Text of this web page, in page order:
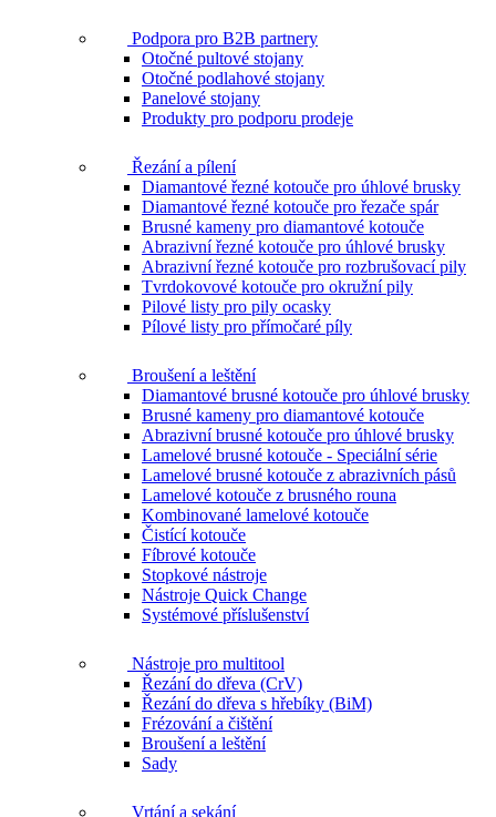
Podpora pro B2B partnery
Otočné pultové stojany
Otočné podlahové stojany
Panelové stojany
Produkty pro podporu prodeje
Řezání a pílení
Diamantové řezné kotouče pro úhlové brusky
Diamantové řezné kotouče pro řezače spár
Brusné kameny pro diamantové kotouče
Abrazivní řezné kotouče pro úhlové brusky
Abrazivní řezné kotouče pro rozbrušovací pily
Tvrdokovové kotouče pro okružní pily
Pilové listy pro pily ocasky
Pílové listy pro přímočaré píly
Broušení a leštění
Diamantové brusné kotouče pro úhlové brusky
Brusné kameny pro diamantové kotouče
Abrazivní brusné kotouče pro úhlové brusky
Lamelové brusné kotouče - Speciální série
Lamelové brusné kotouče z abrazivních pásů
Lamelové kotouče z brusného rouna
Kombinované lamelové kotouče
Čistící kotouče
Fíbrové kotouče
Stopkové nástroje
Nástroje Quick Change
Systémové příslušenství
Nástroje pro multitool
Řezání do dřeva (CrV)
Řezání do dřeva s hřebíky (BiM)
Frézování a čištění
Broušení a leštění
Sady
Vrtání a sekání